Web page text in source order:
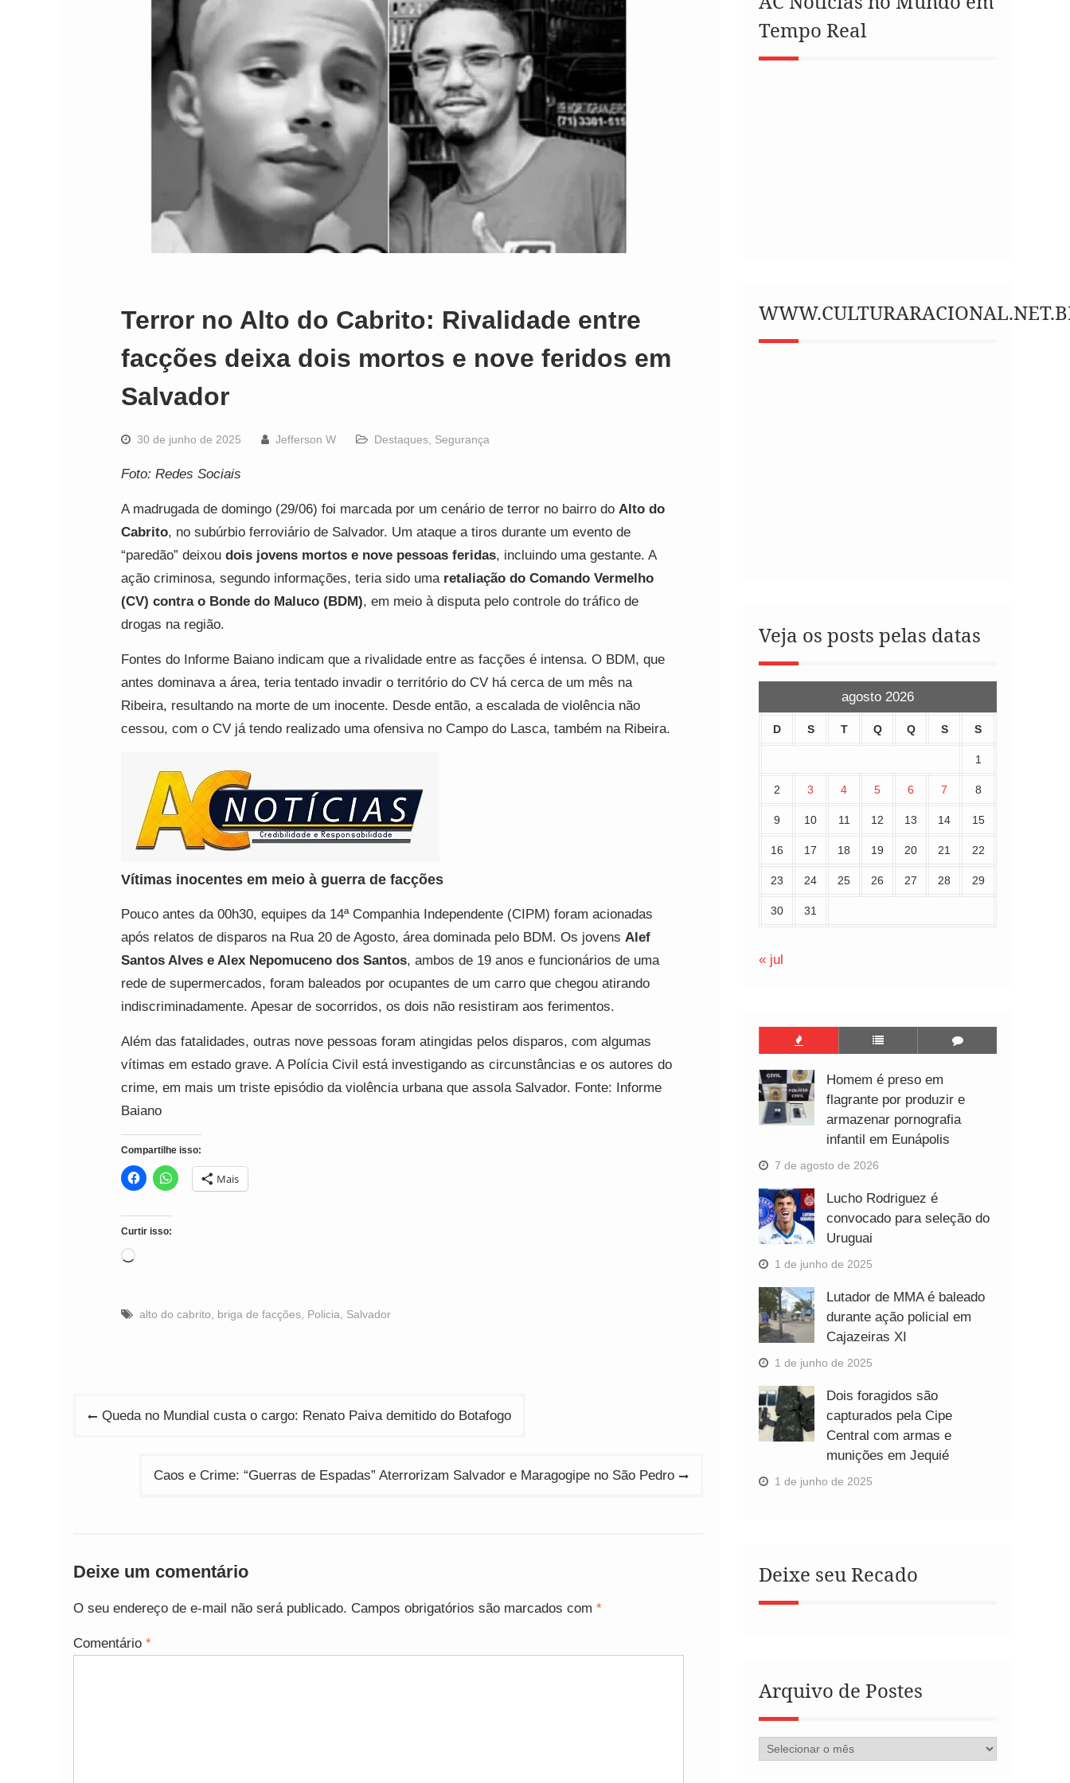
Terror no Alto do Cabrito: Rivalidade entre
facções deixa dois mortos e nove feridos em
Salvador
30 de junho de 2025 Jefferson W Destaques Segurança
Foto: Redes Sociais
A madrugada de domingo (29/06) foi marcada por um cenário de terror no bairro do Alto do
Cabrito, no subúrbio ferroviário de Salvador. Um ataque a tiros durante um evento de
“paredão” deixou dois jovens mortos e nove pessoas feridas, incluindo uma gestante. A
ação criminosa, segundo informações, teria sido uma retaliação do Comando Vermelho
(CV) contra o Bonde do Maluco (BDM), em meio à disputa pelo controle do tráfico de
drogas na região.
Fontes do Informe Baiano indicam que a rivalidade entre as facções é intensa. O BDM, que
antes dominava a área, teria tentado invadir o território do CV há cerca de um mês na
Ribeira, resultando na morte de um inocente. Desde então, a escalada de violência não
cessou, com o CV já tendo realizado uma ofensiva no Campo do Lasca, também na Ribeira.
Vítimas inocentes em meio à guerra de facções
Pouco antes da 00h30, equipes da 14ª Companhia Independente (CIPM) foram acionadas
após relatos de disparos na Rua 20 de Agosto, área dominada pelo BDM. Os jovens Alef
Santos Alves e Alex Nepomuceno dos Santos, ambos de 19 anos e funcionários de uma
rede de supermercados, foram baleados por ocupantes de um carro que chegou atirando
indiscriminadamente. Apesar de socorridos, os dois não resistiram aos ferimentos.
Além das fatalidades, outras nove pessoas foram atingidas pelos disparos, com algumas
vítimas em estado grave. A Polícia Civil está investigando as circunstâncias e os autores do
crime, em mais um triste episódio da violência urbana que assola Salvador. Fonte: Informe
Baiano
Compartilhe isso:
Mais
Curtir isso:
Carregando...
alto do cabrito briga de facções Policia Salvador
Navegação
Queda no Mundial custa o cargo: Renato Paiva demitido do Botafogo
Caos e Crime: “Guerras de Espadas” Aterrorizam Salvador e Maragogipe no São Pedro
Deixe um comentário
O seu endereço de e-mail não será publicado. Campos obrigatórios são marcados com *
Comentário *
Tempo Real
Veja os posts pelas datas
agosto 2026
D S T Q Q S S
1
2 3 4 5 6 7 8
9 10 11 12 13 14 15
16 17 18 19 20 21 22
23 24 25 26 27 28 29
30 31
« jul
Homem é preso em
flagrante por produzir e
armazenar pornografia
infantil em Eunápolis
7 de agosto de 2026
Lucho Rodriguez é
convocado para seleção do
Uruguai
1 de junho de 2025
Lutador de MMA é baleado
durante ação policial em
Cajazeiras XI
1 de junho de 2025
Dois foragidos são
capturados pela Cipe
Central com armas e
munições em Jequié
1 de junho de 2025
Deixe seu Recado
Arquivo de Postes
Arquivo